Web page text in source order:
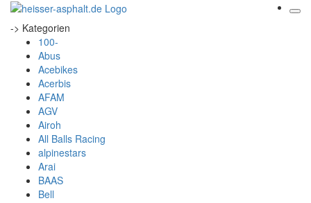
-> Kategorien
100-
Abus
Acebikes
Acerbis
AFAM
AGV
Airoh
All Balls Racing
alpinestars
Arai
BAAS
Bell